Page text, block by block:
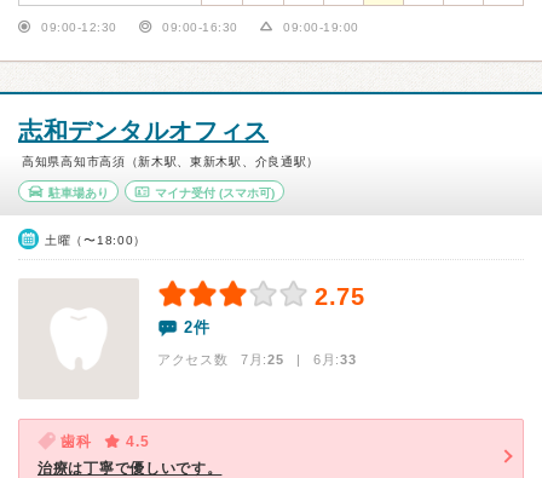
09:00-12:30 09:00-16:30 09:00-19:00
志和デンタルオフィス
高知県高知市高須（新木駅、東新木駅、介良通駅）
駐車場あり マイナ受付(スマホ可)
土曜（〜18:00）
2.75
2件
アクセス数 7月:25 | 6月:33
歯科
4.5
治療は丁寧で優しいです。